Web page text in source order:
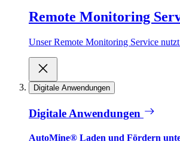
Remote Monitoring
Unser Remote Monitoring Service
Digitale Anwendungen
Digitale Anwendungen
AutoMine® Laden und Fördern